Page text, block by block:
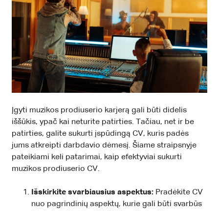
Įgyti muzikos prodiuserio karjerą gali būti didelis
iššūkis, ypač kai neturite patirties. Tačiau, net ir be
patirties, galite sukurti įspūdingą CV, kuris padės
jums atkreipti darbdavio dėmesį. Šiame straipsnyje
pateikiami keli patarimai, kaip efektyviai sukurti
muzikos prodiuserio CV.
Išskirkite svarbiausius aspektus: Pradėkite CV
nuo pagrindinių aspektų, kurie gali būti svarbūs